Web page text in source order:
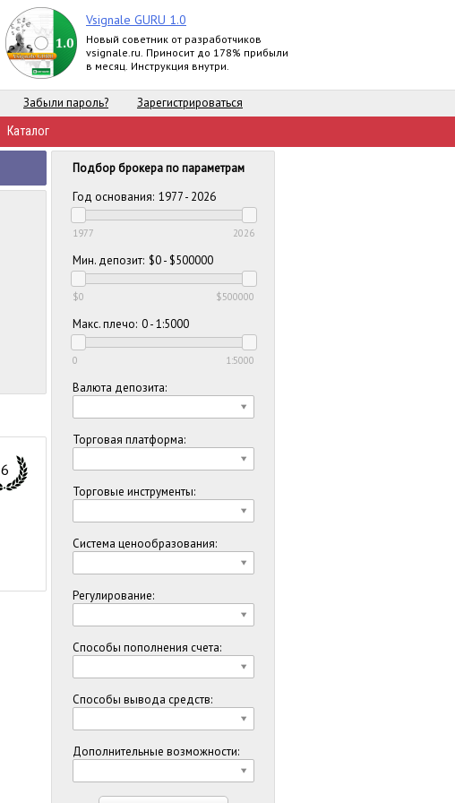
Vsignale GURU 1.0
Новый советник от разработчиков
vsignale.ru. Приносит до 178% прибыли
в месяц. Инструкция внутри.
Забыли пароль? Зарегистрироваться
Каталог
6
Подбор брокера по параметрам
Год основания: 1977 - 2026
1977 2026
Мин. депозит: $0 - $500000
$0 $500000
Макс. плечо: 0 - 1:5000
0 1:5000
Валюта депозита:
Торговая платформа:
Торговые инструменты:
Система ценообразования:
Регулирование:
Способы пополнения счета:
Способы вывода средств:
Дополнительные возможности: